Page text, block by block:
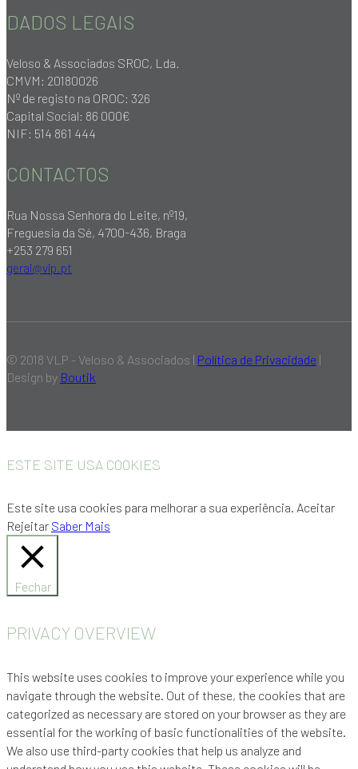
DADOS LEGAIS
Veloso & Associados SROC, Lda.
CMVM: 20180026
Nº de registo na OROC: 326
Capital Social: 86 000€
NIF: 514 861 444
CONTACTOS
Rua Nossa Senhora do Leite, nº19,
Freguesia da Sé, 4700-436, Braga
+253 279 651
geral@vlp.pt
© 2018 VLP - Veloso & Associados | Política de Privacidade |
Design by Boutik
ESTE SITE USA COOKIES
Este site usa cookies para melhorar a sua experiência. Aceitar
Rejeitar Saber Mais
Fechar
PRIVACY OVERVIEW
This website uses cookies to improve your experience while you
navigate through the website. Out of these, the cookies that are
categorized as necessary are stored on your browser as they are
essential for the working of basic functionalities of the website.
We also use third-party cookies that help us analyze and